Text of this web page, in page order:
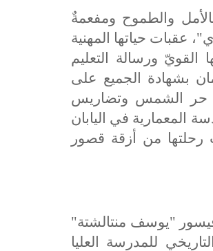
والطموح ومفعمةٌ
عقبات حياتها المهنية
القويّ ورسالة التعليم
بشهادة الجميع على
حر الشمس وتضاريس
المعمارية في اليابان
من أزقة قصور
"يوسف منتالشتة"
للمدرسة العليا